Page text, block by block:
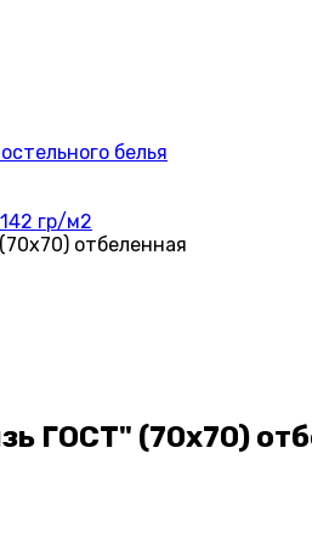
белья
гр/м2
отбеленная
ГОСТ" (70х70)